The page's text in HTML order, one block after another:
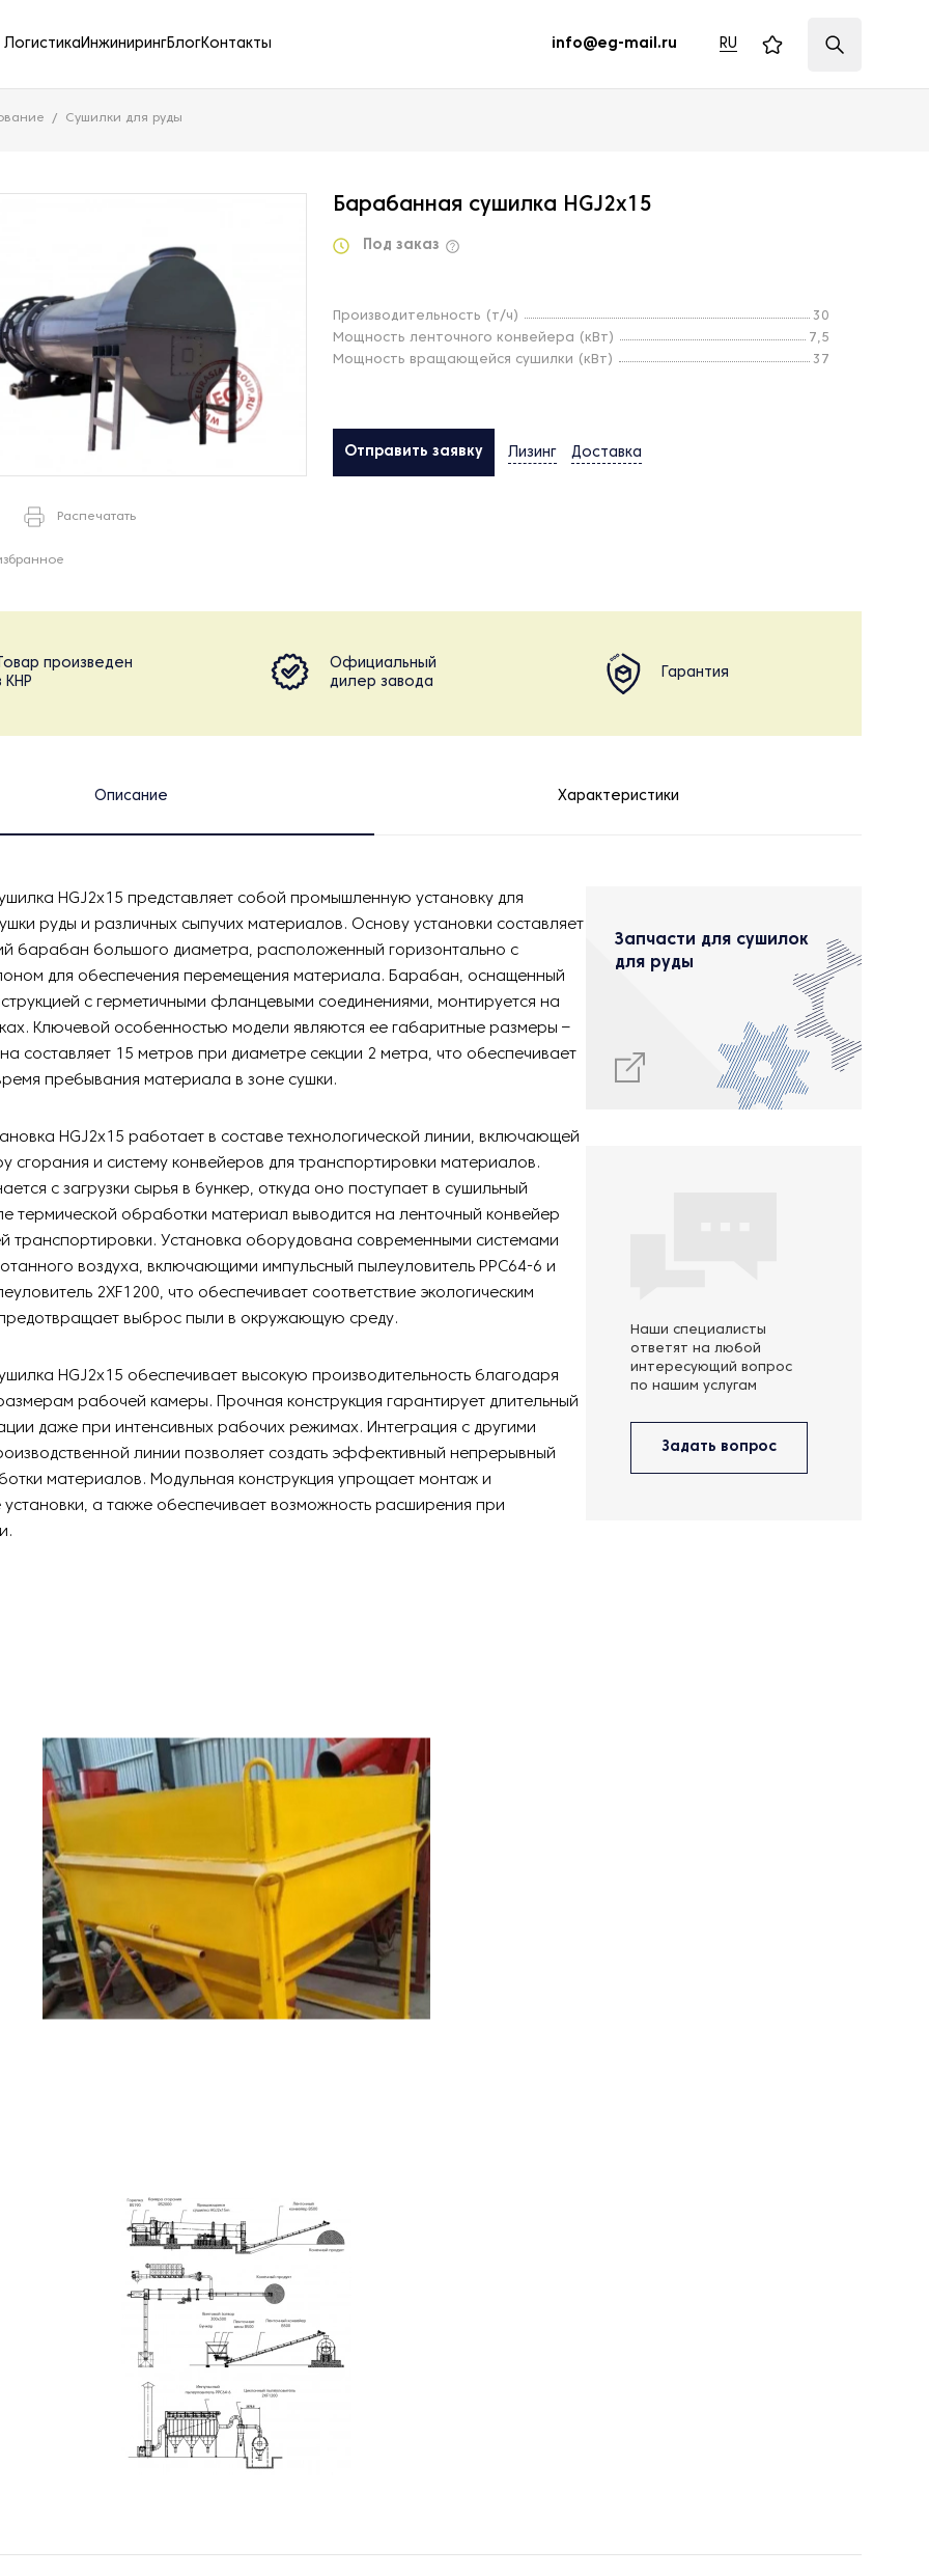
Логистика ИнжинирингБлогКонтакты info@eg-mail.ru RU
Сушилки для руды
Распечатать
Барабанная сушилка HGJ2х15
Под заказ
Производительность (т/ч)
30
Мощность ленточного конвейера (кВт)
7,5
Мощность вращающейся сушилки (кВт)
37
Отправить заявку Лизинг Доставка
Товар произведен
КНР
Официальный
дилер завода
Гарантия
Описание Характеристики
HGJ2х15 представляет собой промышленную установку для
руды и различных сыпучих материалов. Основу установки составляет
барабан большого диаметра, расположенный горизонтально с
для обеспечения перемещения материала. Барабан, оснащенный
с герметичными фланцевыми соединениями, монтируется на
Ключевой особенностью модели являются ее габаритные размеры –
составляет 15 метров при диаметре секции 2 метра, что обеспечивает
пребывания материала в зоне сушки.
HGJ2х15 работает в составе технологической линии, включающей
сгорания и систему конвейеров для транспортировки материалов.
с загрузки сырья в бункер, откуда оно поступает в сушильный
термической обработки материал выводится на ленточный конвейер
транспортировки. Установка оборудована современными системами
воздуха, включающими импульсный пылеуловитель РРС64-6 и
2XF1200, что обеспечивает соответствие экологическим
выброс пыли в окружающую среду.
HGJ2х15 обеспечивает высокую производительность благодаря
рабочей камеры. Прочная конструкция гарантирует длительный
даже при интенсивных рабочих режимах. Интеграция с другими
линии позволяет создать эффективный непрерывный
материалов. Модульная конструкция упрощает монтаж и
а также обеспечивает возможность расширения при
Запчасти для сушилок
для руды
Наши специалисты
ответят на любой
интересующий вопрос
по нашим услугам
Задать вопрос